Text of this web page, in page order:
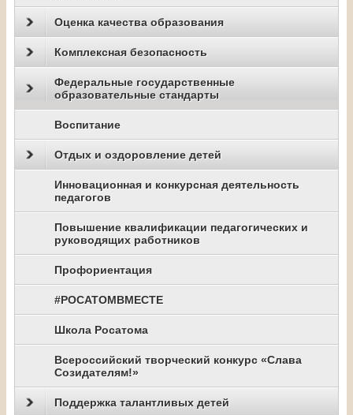
Оценка качества образования
Комплексная безопасность
Федеральные государственные
образовательные стандарты
Воспитание
Отдых и оздоровление детей
Инновационная и конкурсная деятельность
педагогов
Повышение квалификации педагогических и
руководящих работников
Профориентация
#РОСАТОМВМЕСТЕ
Школа Росатома
Всероссийский творческий конкурс «Слава
Созидателям!»
Поддержка талантливых детей